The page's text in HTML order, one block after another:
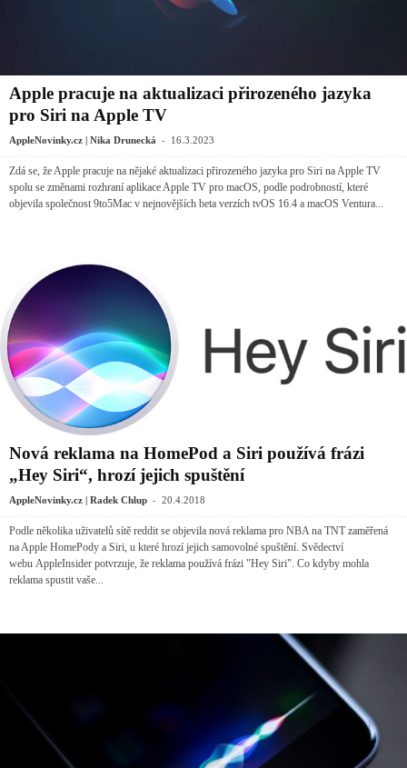
Apple pracuje na aktualizaci přirozeného jazyka
pro Siri na Apple TV
AppleNovinky.cz | Nika Drunecká - 16.3.2023
Zdá se, že Apple pracuje na nějaké aktualizaci přirozeného jazyka pro Siri na Apple TV
spolu se změnami rozhraní aplikace Apple TV pro macOS, podle podrobností, které
objevila společnost 9to5Mac v nejnovějších beta verzích tvOS 16.4 a macOS Ventura...
Nová reklama na HomePod a Siri používá frázi
„Hey Siri“, hrozí jejich spuštění
AppleNovinky.cz | Radek Chlup - 20.4.2018
Podle několika uživatelů sítě reddit se objevila nová reklama pro NBA na TNT zaměřená
na Apple HomePody a Siri, u které hrozí jejich samovolné spuštění. Svědectví
webu AppleInsider potvrzuje, že reklama používá frázi "Hey Siri". Co kdyby mohla
reklama spustit vaše...